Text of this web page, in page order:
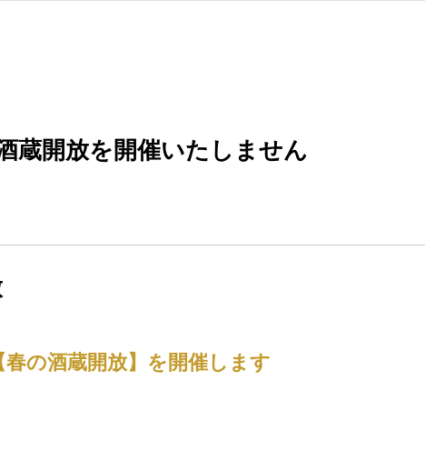
蔵開放を開催いたしません
の酒蔵開放】を開催します